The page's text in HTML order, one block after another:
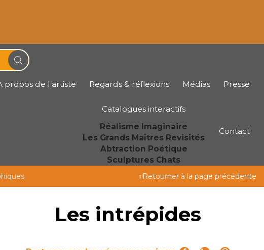
propos de l’artiste Regards & réflexions Médias Presse
Catalogues interactifs
Réalisme Imaginaire
Les Grands Maîtres Revisités
Abtraction Poétique
Sculptures Chats
Contact
Retourner à la page précédente
Les intrépides